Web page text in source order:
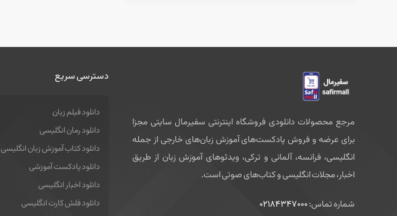
مرجع محصولات دانلودی فروشگاه اینترنتی سفیرمال سایتی مجزا
برای عرضه و فروش پادکست‌های آموزش زبان‌های خارجی از جمله
انگلیسی، فرانسه، آلمانی و ترکی، ویدئوهای آموزش زبان از طریق
اخبار، مجلات انگلیسی و کتاب‌های صوتی است.
شماره تماس:02184347000
دسترسی سریع
دانلود فیلم زبان
دانلود رمان انگلیسی
دانلود کتاب آموزش زبان انگلیسی
دانلود پادکست آموزشی
دانلود اخبار انگلیسی
دانلود فلش کارت انگلیسی